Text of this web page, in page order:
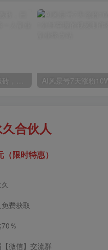
（12362期）兼职平台搬砖，日入500+无脑操作可矩阵
合伙人
限时特惠）
费获取
％
微信】交流群